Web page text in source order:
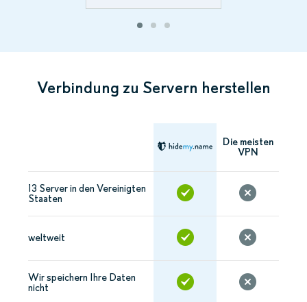
Verbindung zu Servern herstellen
Die meisten
VPN
13 Server in den Vereinigten
Staaten
weltweit
Wir speichern Ihre Daten
nicht